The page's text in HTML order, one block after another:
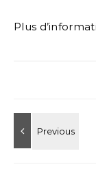
Plus